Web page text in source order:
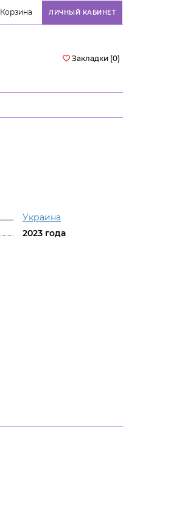
Корзина
ЛИЧНЫЙ КАБИНЕТ
Закладки (0)
Украина
2023 года